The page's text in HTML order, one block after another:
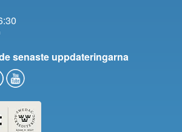
senaste uppdateringarna